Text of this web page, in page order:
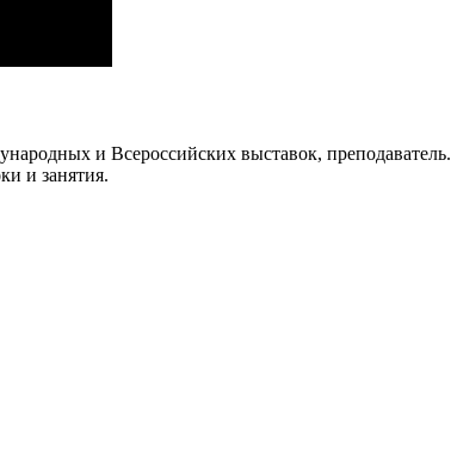
и Всероссийских выставок, преподаватель.
и занятия.